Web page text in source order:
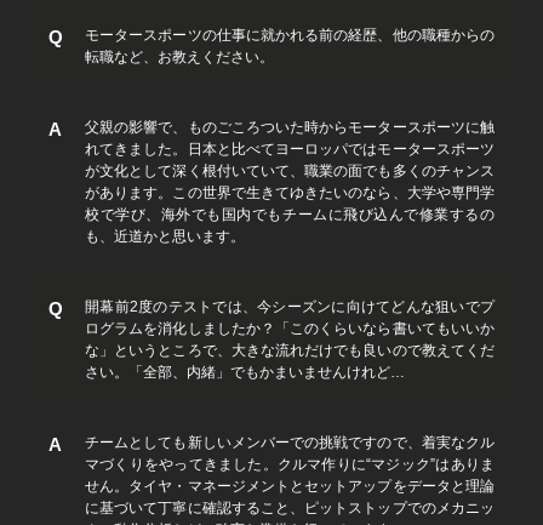
モータースポーツの仕事に就かれる前の経歴、他の職種からの
転職など、お教えください。
父親の影響で、ものごころついた時からモータースポーツに触
れてきました。日本と比べてヨーロッパではモータースポーツ
が文化として深く根付いていて、職業の面でも多くのチャンス
があります。この世界で生きてゆきたいのなら、大学や専門学
校で学び、海外でも国内でもチームに飛び込んで修業するの
も、近道かと思います。
開幕前2度のテストでは、今シーズンに向けてどんな狙いでプ
ログラムを消化しましたか？「このくらいなら書いてもいいか
な」というところで、大きな流れだけでも良いので教えてくだ
さい。「全部、内緒」でもかまいませんけれど…
チームとしても新しいメンバーでの挑戦ですので、着実なクル
マづくりをやってきました。クルマ作りに“マジック”はありま
せん。タイヤ・マネージメントとセットアップをデータと理論
に基づいて丁寧に確認すること、ピットストップでのメカニッ